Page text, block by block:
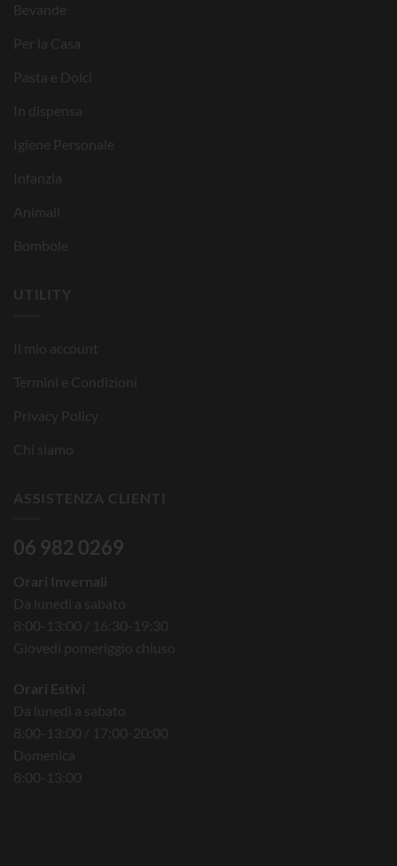
Bevande
Per la Casa
Pasta e Dolci
In dispensa
Igiene Personale
Infanzia
Animali
Bombole
UTILITY
Il mio account
Termini e Condizioni
Privacy Policy
Chi siamo
ASSISTENZA CLIENTI
06 982 0269
Orari Invernali
Da lunedì a sabato
8:00-13:00 / 16:30-19:30
Giovedì pomeriggio chiuso
Orari Estivi
Da lunedì a sabato
8:00-13:00 / 17:00-20:00
Domenica
8:00-13:00